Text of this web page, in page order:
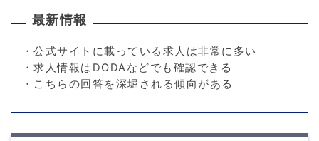
最新情報
・公式サイトに載っている求人は非常に多い
・求人情報はDODAなどでも確認できる
・こちらの回答を深堀される傾向がある